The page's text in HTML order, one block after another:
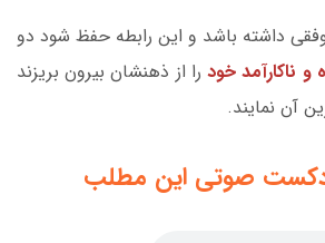
داشته باشد و این رابطه حفظ شود دو
و ناکارآمد خود را از ذهنشان بیرون بریزند
آن نمایند.
صوتی این مطلب